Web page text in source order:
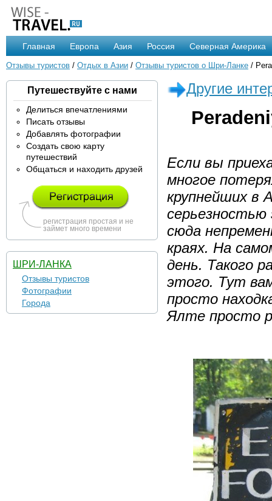
Главная Европа Азия Россия Северная Америка
Отзывы туристов / Отдых в Азии / Отзывы туристов о Шри-Ланке /
Путешествуйте с нами
Делиться впечатлениями
Писать отзывы
Добавлять фотографии
Создать свою карту
путешествий
Общаться и находить друзей
регистрация простая и не
займет много времени
ШРИ-ЛАНКА
Отзывы туристов
Фотографии
Города
Другие
Если вы
многое
крупнейших в
сюда
краях. На
день. Такого
этого. Тут
просто
Ялте просто